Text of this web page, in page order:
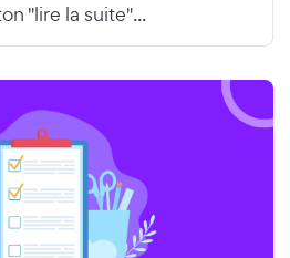
"lire la suite"...